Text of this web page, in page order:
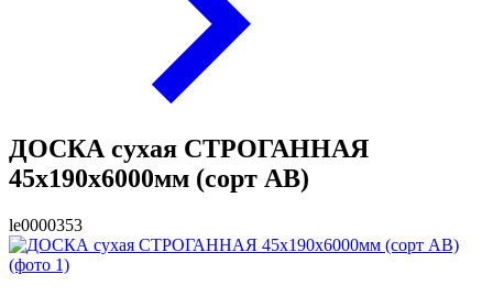
ДОСКА сухая СТРОГАННАЯ
45х190х6000мм (сорт АВ)
le0000353